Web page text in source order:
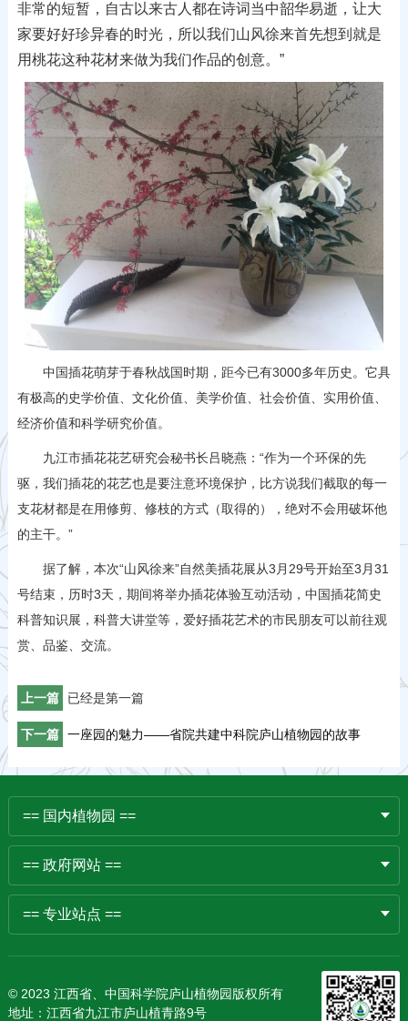
非常的短暂，自古以来古人都在诗词当中韶华易逝，让大
家要好好珍异春的时光，所以我们山风徐来首先想到就是
用桃花这种花材来做为我们作品的创意。 ”
中国插花萌芽于春秋战国时期，距今已有3000多年历史。它具
有极高的史学价值、文化价值、美学价值、社会价值、实用价值、
经济价值和科学研究价值。
九江市插花花艺研究会秘书长吕晓燕：“作为一个环保的先
驱，我们插花的花艺也是要注意环境保护，比方说我们截取的每一
支花材都是在用修剪、修枝的方式（取得的），绝对不会用破坏他
的主干。”
据了解，本次“山风徐来”自然美插花展从3月29号开始至3月31
号结束，历时3天，期间将举办插花体验互动活动，中国插花简史
科普知识展，科普大讲堂等，爱好插花艺术的市民朋友可以前往观
赏、品鉴、交流。
上一篇 已经是第一篇
下一篇 一座园的魅力——省院共建中科院庐山植物园的故事
== 国内植物园 ==
== 政府网站 ==
== 专业站点 ==
© 2023 江西省、中国科学院庐山植物园版权所有
地址：江西省九江市庐山植青路9号